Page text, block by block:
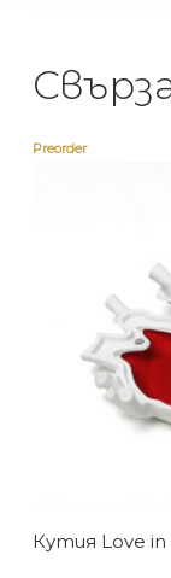
Preorder
Кутия Love in